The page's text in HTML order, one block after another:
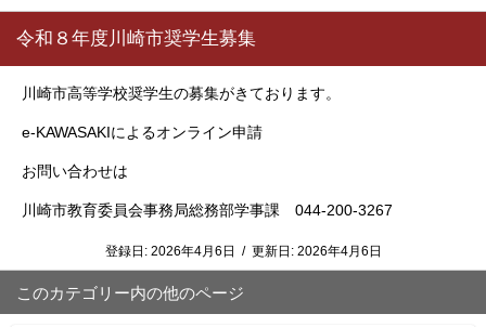
令和８年度川崎市奨学生募集
川崎市高等学校奨学生の募集がきております。
e-KAWASAKIによるオンライン申請
お問い合わせは
川崎市教育委員会事務局総務部学事課 044-200-3267
登録日: 2026年4月6日 / 更新日: 2026年4月6日
このカテゴリー内の他のページ